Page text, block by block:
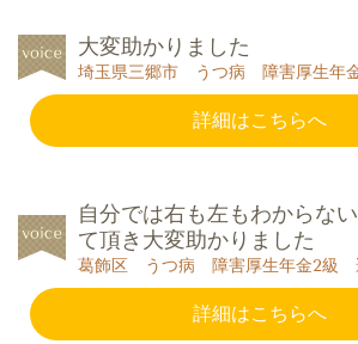
大変助かりました
埼玉県三郷市 うつ病 障害厚生年
詳細はこちらへ
自分では右も左もわからな
て頂き大変助かりました
葛飾区 うつ病 障害厚生年金2級
詳細はこちらへ